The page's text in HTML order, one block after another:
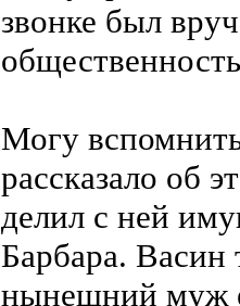
звонке был
Могу
рассказало об
делил с ней
Барбара. Васин
нынешний муж